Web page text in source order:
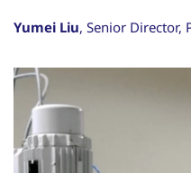
Yumei Liu, Senior Director,